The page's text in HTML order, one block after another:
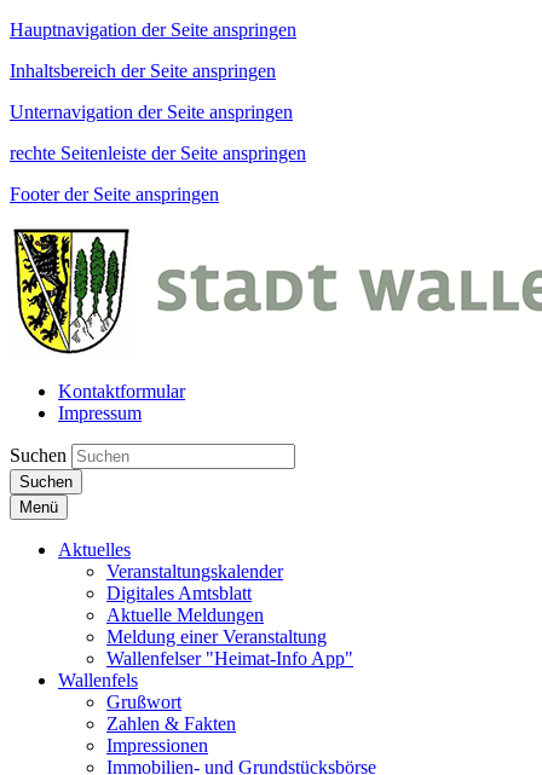
Hauptnavigation der Seite anspringen
Inhaltsbereich der Seite anspringen
Unternavigation der Seite anspringen
rechte Seitenleiste der Seite anspringen
Footer der Seite anspringen
Kontaktformular
Impressum
Suchen
Suchen
Menü
Aktuelles
Veranstaltungskalender
Digitales Amtsblatt
Aktuelle Meldungen
Meldung einer Veranstaltung
Wallenfelser "Heimat-Info App"
Wallenfels
Grußwort
Zahlen & Fakten
Impressionen
Immobilien- und Grundstücksbörse